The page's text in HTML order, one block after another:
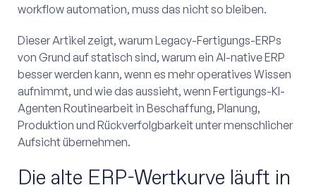
workflow automation, muss das nicht so bleiben.
Dieser Artikel zeigt, warum Legacy-Fertigungs-ERPs
von Grund auf statisch sind, warum ein AI-native ERP
besser werden kann, wenn es mehr operatives Wissen
aufnimmt, und wie das aussieht, wenn Fertigungs-KI-
Agenten Routinearbeit in Beschaffung, Planung,
Produktion und Rückverfolgbarkeit unter menschlicher
Aufsicht übernehmen.
Die alte ERP-Wertkurve läuft in